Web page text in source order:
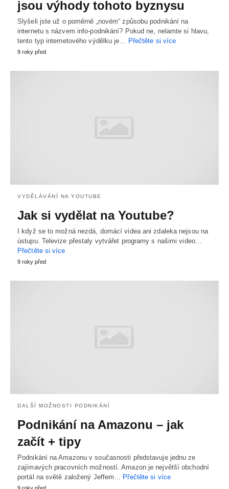
jsou výhody tohoto byznysu
Slyšeli jste už o poměrně „novém“ způsobu podnikání na
internetu s názvem info-podnikání? Pokud ne, nelamte si hlavu,
tento typ internetového výdělku je…
Přečtěte si více
9 roky před
VYDĚLÁVÁNÍ NA YOUTUBE
Jak si vydělat na Youtube?
I když se to možná nezdá, domácí videa ani zdaleka nejsou na
ústupu. Televize přestaly vytvářet programy s našimi video…
Přečtěte si více
9 roky před
DALŠÍ MOŽNOSTI PODNIKÁNÍ
Podnikání na Amazonu – jak
začít + tipy
Podnikání na Amazonu v současnosti představuje jednu ze
zajímavých pracovních možností. Amazon je největší obchodní
portál na světě založený Jeffem… Přečtěte si více